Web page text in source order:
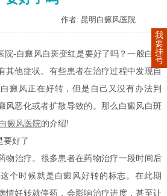
作者: 昆明白癜风医院
-白癜风白斑变红是要好了吗？一般白癜
其他症状。有些患者在治疗过程中发现自
癜风正在好转，但是自己又没有办法判
风恶化或者扩散导致的。那么白癜风白斑
癜风医院的介绍!
好了
物治疗。很多患者在药物治疗一段时间后
个时候就是白癜风好转的标志。在此期
情好转就停药，会影响治疗进度，甚至让
我
要
挂
号